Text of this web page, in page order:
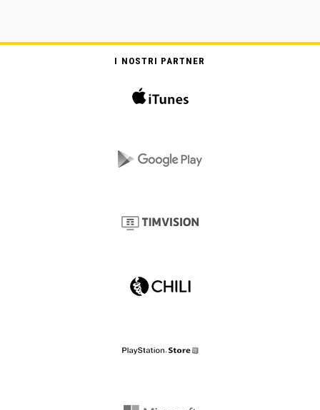
I NOSTRI PARTNER